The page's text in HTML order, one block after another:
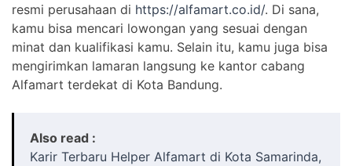
resmi perusahaan di https://alfamart.co.id/. Di sana,
kamu bisa mencari lowongan yang sesuai dengan
minat dan kualifikasi kamu. Selain itu, kamu juga bisa
mengirimkan lamaran langsung ke kantor cabang
Alfamart terdekat di Kota Bandung.
Also read :
Karir Terbaru Helper Alfamart di Kota Samarinda,